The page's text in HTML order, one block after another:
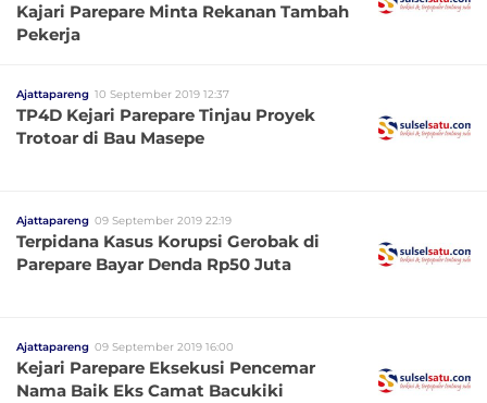
Kajari Parepare Minta Rekanan Tambah
Pekerja
Ajattapareng 10 September 2019 12:37
TP4D Kejari Parepare Tinjau Proyek
Trotoar di Bau Masepe
Ajattapareng 09 September 2019 22:19
Terpidana Kasus Korupsi Gerobak di
Parepare Bayar Denda Rp50 Juta
Ajattapareng 09 September 2019 16:00
Kejari Parepare Eksekusi Pencemar
Nama Baik Eks Camat Bacukiki